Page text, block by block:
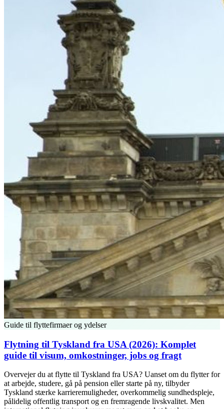
Guide til flyttefirmaer og ydelser
Flytning til Tyskland fra USA (2026): Komplet
guide til visum, omkostninger, jobs og fragt
Overvejer du at flytte til Tyskland fra USA? Uanset om du flytter for
at arbejde, studere, gå på pension eller starte på ny, tilbyder
Tyskland stærke karrieremuligheder, overkommelig sundhedspleje,
pålidelig offentlig transport og en fremragende livskvalitet. Men